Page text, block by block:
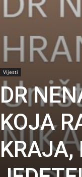
Vijesti
DR
KOJA
KRAJA,